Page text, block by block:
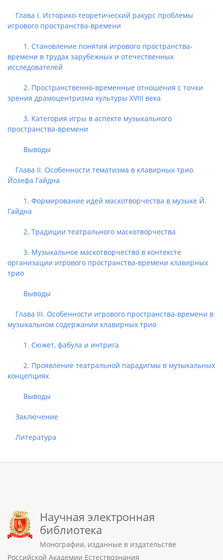
Глава І. Историко-теоретический ракурс проблемы
игрового пространства-времени
1. Становление понятия игрового пространства-
времени в трудах зарубежных и отечественных
исследователей
2. Пространственно-временные отношения с точки
зрения драмоцентризма культуры XVΙΙΙ века
3. Категория игры в аспекте музыкального
пространства-времени
Выводы
Глава ІІ. Особенности тематизма в клавирных трио
Йозефа Гайдна
1. Формирование идей маскотворчества в музыке Й.
Гайдна
2. Традиции театрального маскотворчества
3. Музыкальное маскотворчество в контексте
организации игрового пространства-времени клавирных
трио
Выводы
Глава ΙΙΙ. Особенности игрового пространства-времени в
музыкальном содержании клавирных трио
1. Сюжет, фабула и интрига
2. Проявление театральной парадигмы в музыкальных
концепциях
Выводы
Заключение
Литература
Научная электронная
библиотека
Монографии, изданные в издательстве
Российской Академии Естествознания